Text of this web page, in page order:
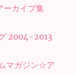
カイブ集
2004~2013
マガジン☆ア